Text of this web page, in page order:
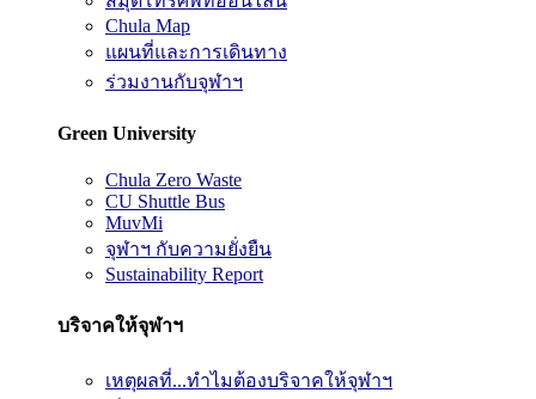
Chula Map
แผนที่และการเดินทาง
ร่วมงานกับจุฬาฯ
Green University
Chula Zero Waste
CU Shuttle Bus
MuvMi
จุฬาฯ กับความยั่งยืน
Sustainability Report
บริจาคให้จุฬาฯ
เหตุผลที่...ทำไมต้องบริจาคให้จุฬาฯ